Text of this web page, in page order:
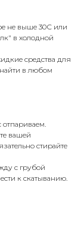
не выше 30С или
в холодной
средства для
в любом
отпариваем.
вашей
стирайте
с грубой
к скатыванию.